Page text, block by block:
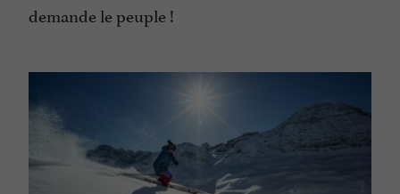
demande le peuple !